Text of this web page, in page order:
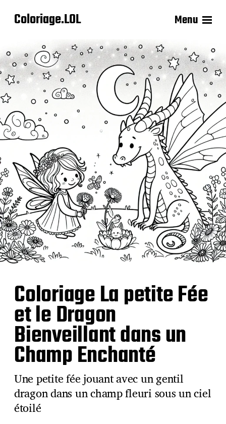
Coloriage.LOL Menu
Coloriage La petite Fée
et le Dragon
Bienveillant dans un
Champ Enchanté
Une petite fée jouant avec un gentil
dragon dans un champ fleuri sous un ciel
étoilé